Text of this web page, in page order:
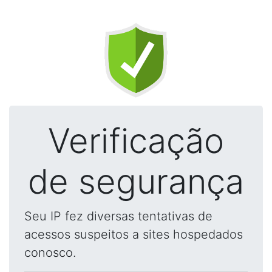
Verificação
de segurança
Seu IP fez diversas tentativas de
acessos suspeitos a sites hospedados
conosco.